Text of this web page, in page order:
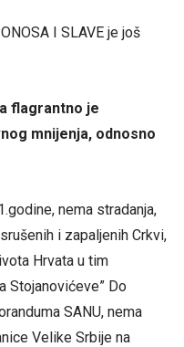
I SLAVE je još
flagrantno je
mnijenja, odnosno
nema stradanja,
i zapaljenih Crkvi,
Hrvata u tim
Stojanovićeve” Do
SANU, nema
Velike Srbije na